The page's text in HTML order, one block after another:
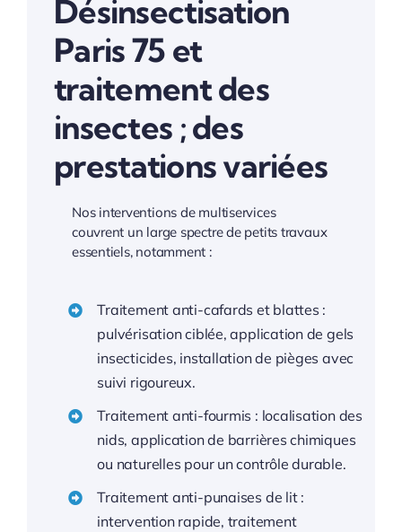
Désinsectisation
Paris 75 et
traitement des
insectes ; des
prestations variées
Nos interventions de multiservices
couvrent un large spectre de petits travaux
essentiels, notamment :
Traitement anti-cafards et blattes :
pulvérisation ciblée, application de gels
insecticides, installation de pièges avec
suivi rigoureux.
Traitement anti-fourmis : localisation des
nids, application de barrières chimiques
ou naturelles pour un contrôle durable.
Traitement anti-punaises de lit :
intervention rapide, traitement